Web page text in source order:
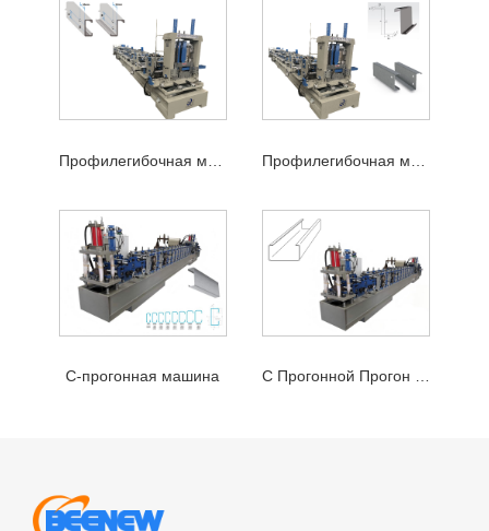
C-прогонная машина C Прогонной Прогон Бывший